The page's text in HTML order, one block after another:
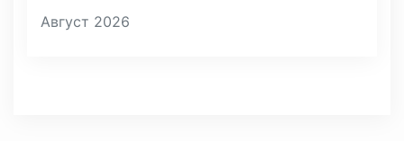
Август 2026